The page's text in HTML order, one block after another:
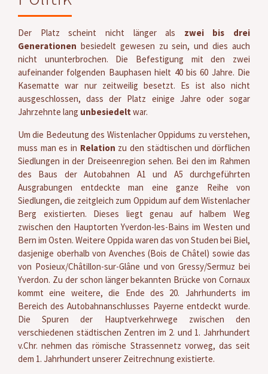
Der Platz scheint nicht länger als zwei bis drei
Generationen besiedelt gewesen zu sein, und dies auch
nicht ununterbrochen. Die Befestigung mit den zwei
aufeinander folgenden Bauphasen hielt 40 bis 60 Jahre. Die
Kasematte war nur zeitweilig besetzt. Es ist also nicht
ausgeschlossen, dass der Platz einige Jahre oder sogar
Jahrzehnte lang unbesiedelt war.
Um die Bedeutung des Wistenlacher Oppidums zu verstehen,
muss man es in Relation zu den städtischen und dörflichen
Siedlungen in der Dreiseenregion sehen. Bei den im Rahmen
des Baus der Autobahnen A1 und A5 durchgeführten
Ausgrabungen entdeckte man eine ganze Reihe von
Siedlungen, die zeitgleich zum Oppidum auf dem Wistenlacher
Berg existierten. Dieses liegt genau auf halbem Weg
zwischen den Hauptorten Yverdon-les-Bains im Westen und
Bern im Osten. Weitere Oppida waren das von Studen bei Biel,
dasjenige oberhalb von Avenches (Bois de Châtel) sowie das
von Posieux/Châtillon-sur-Glâne und von Gressy/Sermuz bei
Yverdon. Zu der schon länger bekannten Brücke von Cornaux
kommt eine weitere, die Ende des 20. Jahrhunderts im
Bereich des Autobahnanschlusses Payerne entdeckt wurde.
Die Spuren der Hauptverkehrwege zwischen den
verschiedenen städtischen Zentren im 2. und 1. Jahrhundert
v.Chr. nehmen das römische Strassennetz vorweg, das seit
dem 1. Jahrhundert unserer Zeitrechnung existierte.